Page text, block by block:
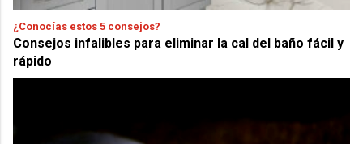
¿Conocías estos 5 consejos?
Consejos infalibles para eliminar la cal del baño fácil y
rápido